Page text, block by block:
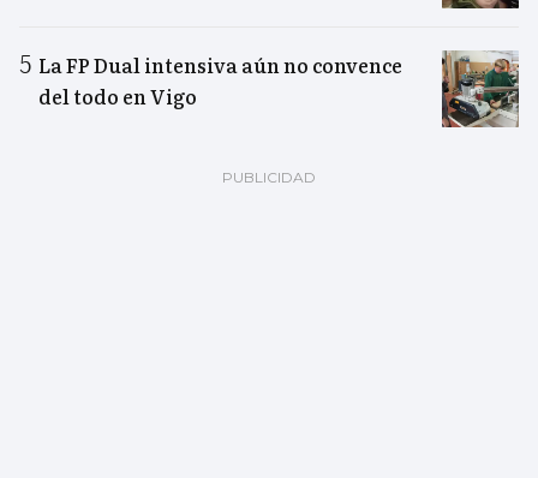
La FP Dual intensiva aún no convence
del todo en Vigo